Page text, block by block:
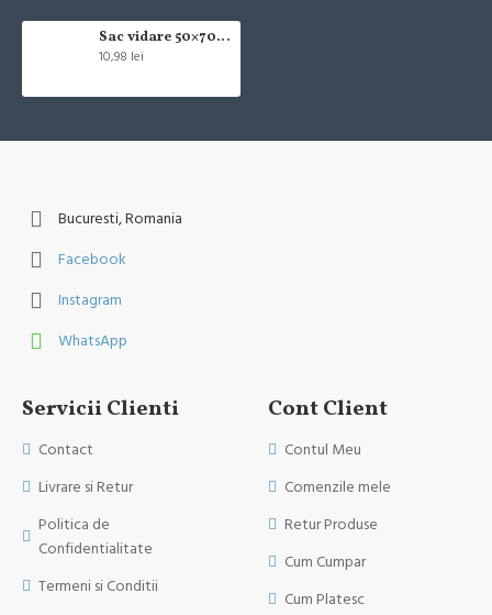
pana in ora 12:00 de luni pana vineri. In cazul in care comanda a fost
facuta dupa ora 12:00, sambata sau duminica ne angajam sa trimitem
livrare in momentul plasarii comenzii.
Sac vidare 50×70 M
10,98 lei
Bucuresti, Romania
Facebook
Instagram
WhatsApp
Servicii Clienti
Contact
Livrare si Retur
Politica de
Confidentialitate
Termeni si Conditii
Cont Client
Contul Meu
Comenzile mele
Retur Produse
Cum Cumpar
Cum Platesc